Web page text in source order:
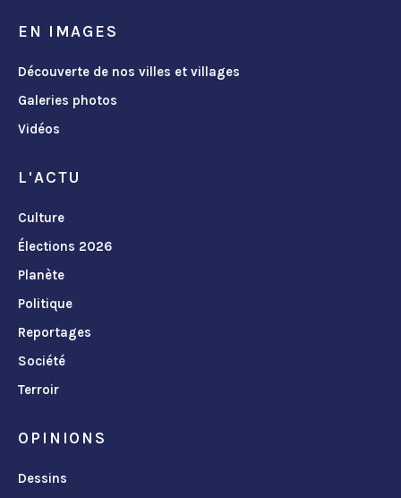
EN IMAGES
Découverte de nos villes et villages
Galeries photos
Vidéos
L'ACTU
Culture
Élections 2026
Planète
Politique
Reportages
Société
Terroir
OPINIONS
Dessins